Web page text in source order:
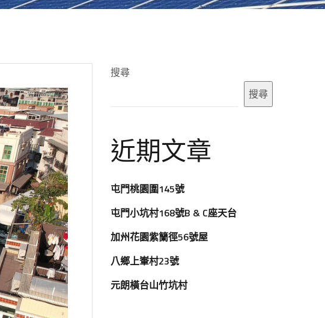
搜尋
搜尋
近期文章
屯門桃園圍145號
屯門小坑村168號B & C座天台
加州花園紫籣徑56號屋
八鄉上輋村23號
元朗橫台山竹坑村